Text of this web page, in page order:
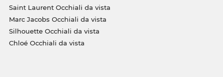
Saint Laurent Occhiali da vista
Marc Jacobs Occhiali da vista
Silhouette Occhiali da vista
Chloé Occhiali da vista